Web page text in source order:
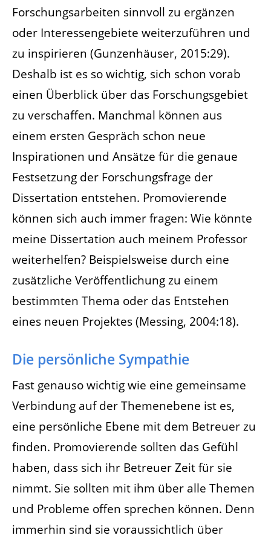
Forschungsarbeiten sinnvoll zu ergänzen
oder Interessengebiete weiterzuführen und
zu inspirieren (Gunzenhäuser, 2015:29).
Deshalb ist es so wichtig, sich schon vorab
einen Überblick über das Forschungsgebiet
zu verschaffen. Manchmal können aus
einem ersten Gespräch schon neue
Inspirationen und Ansätze für die genaue
Festsetzung der Forschungsfrage der
Dissertation entstehen. Promovierende
können sich auch immer fragen: Wie könnte
meine Dissertation auch meinem Professor
weiterhelfen? Beispielsweise durch eine
zusätzliche Veröffentlichung zu einem
bestimmten Thema oder das Entstehen
eines neuen Projektes (Messing, 2004:18).
Die persönliche Sympathie
Fast genauso wichtig wie eine gemeinsame
Verbindung auf der Themenebene ist es,
eine persönliche Ebene mit dem Betreuer zu
finden. Promovierende sollten das Gefühl
haben, dass sich ihr Betreuer Zeit für sie
nimmt. Sie sollten mit ihm über alle Themen
und Probleme offen sprechen können. Denn
immerhin sind sie voraussichtlich über